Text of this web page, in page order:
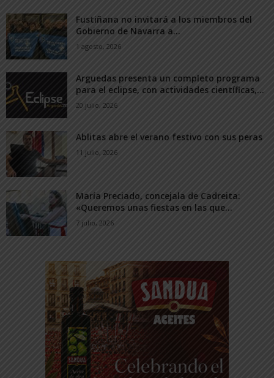
Fustiñana no invitará a los miembros del
Gobierno de Navarra a...
1 agosto, 2026
Arguedas presenta un completo programa
para el eclipse, con actividades científicas,...
20 julio, 2026
Ablitas abre el verano festivo con sus peras
11 julio, 2026
María Preciado, concejala de Cadreita:
«Queremos unas fiestas en las que...
7 julio, 2026